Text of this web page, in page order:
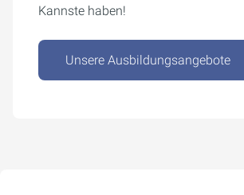
Kannste haben!
Unsere Ausbildungsangebote